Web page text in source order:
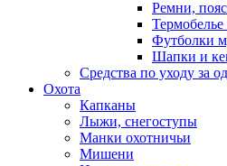
Ремни,
Футболки
Шапки и
Средства по уходу за
Охота
Капканы
Лыжи, снегоступы
Манки охотничьи
Мишени